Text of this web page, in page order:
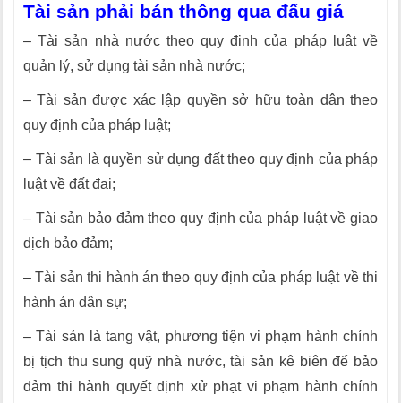
Tài sản phải bán thông qua đấu giá
– Tài sản nhà nước theo quy định của pháp luật về
quản lý, sử dụng tài sản nhà nước;
– Tài sản được xác lập quyền sở hữu toàn dân theo
quy định của pháp luật;
– Tài sản là quyền sử dụng đất theo quy định của pháp
luật về đất đai;
– Tài sản bảo đảm theo quy định của pháp luật về giao
dịch bảo đảm;
– Tài sản thi hành án theo quy định của pháp luật về thi
hành án dân sự;
– Tài sản là tang vật, phương tiện vi phạm hành chính
bị tịch thu sung quỹ nhà nước, tài sản kê biên để bảo
đảm thi hành quyết định xử phạt vi phạm hành chính